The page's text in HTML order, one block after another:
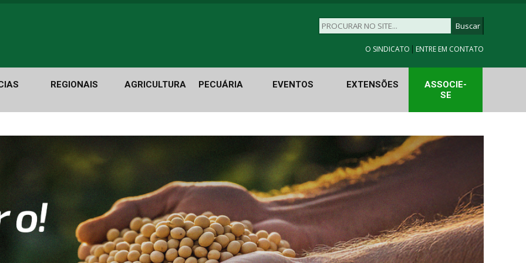
O SINDICATO | ENTRE EM CONTATO
REGIONAIS AGRICULTURA PECUÁRIA EVENTOS EXTENSÕES
ASSOCIE-
SE